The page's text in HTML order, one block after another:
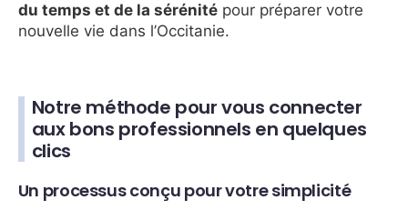
du temps et de la sérénitépour préparer votre
nouvelle vie dans l’Occitanie.
Notre méthode pour vous connecter
aux bons professionnels en quelques
clics
Un processus conçu pour votre simplicité